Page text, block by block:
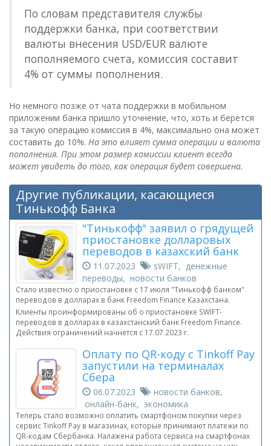
По словам представителя службы
поддержки банка, при соответствии
валюты внесения USD/EUR валюте
пополняемого счета, комиссия составит
4% от суммы пополнения.
Но немного позже от чата поддержки в мобильном
приложении банка пришло уточнение, что, хоть и берется
за такую операцию комиссия в 4%, максимально она может
составить до 10%. На это влияет сумма операции и валюта
пополнения. При этом размер комиссии клиент всегда
может увидеть до того, как операция будет совершена.
Другие публикации, касающиеся
Тинькофф Банка
"Тинькофф" заявил о грядущей
приостановке долларовых
переводов в казахский банк
11.07.2023
sWIFT, денежные
переводы, новости банков
Стало известно о приостановке с 17 июля "Тинькофф банком"
переводов в долларах в банк Freedom Finance Казахстана.
Клиенты проинформированы об о приостановке SWIFT-
переводов в долларах в казахстанский банк Freedom Finance.
Действия ограничений начнется с 17.07.2023 г.
Оплату по QR-коду с Tinkoff Pay
запустили на терминалах
Сбера
06.07.2023
новости банков,
онлайн-банк, экономика
Теперь стало возможно оплатить смартфоном покупки через
сервис Tinkoff Pay в магазинах, которые принимают платежи по
QR-кодам Сбербанка. Налажена работа сервиса на смартфонах